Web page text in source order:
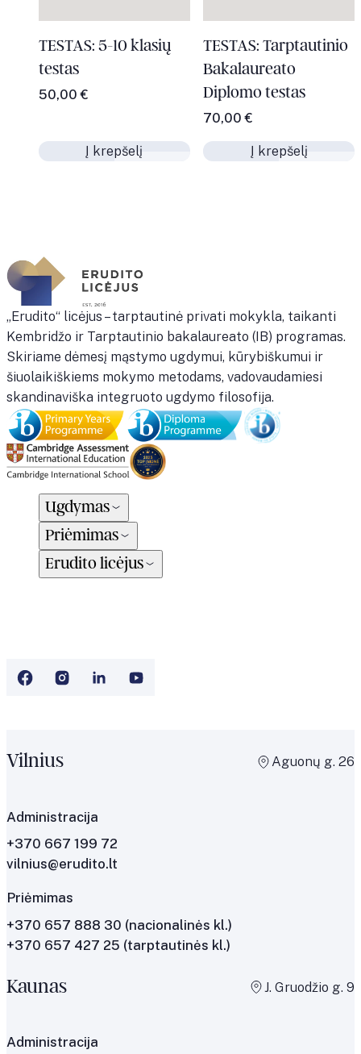
Į krepšelį
TESTAS: 5-10 klasių
testas
50,00€
Į krepšelį
Į krepšelį
TESTAS: Tarptautinio
Bakalaureato
Diplomo testas
70,00€
Į krepšelį
„Erudito“ licėjus – tarptautinė privati mokykla, taikanti
Kembridžo ir Tarptautinio bakalaureato (IB) programas.
Skiriame dėmesį mąstymo ugdymui, kūrybiškumui ir
šiuolaikiškiems mokymo metodams, vadovaudamiesi
skandinaviška integruoto ugdymo filosofija.
Ugdymas
Priėmimas
Erudito licėjus
Vilnius Aguonų g. 26
Administracija
+370 667 199 72
vilnius@erudito.lt
Priėmimas
+370 657 888 30 (nacionalinės kl.)
+370 657 427 25 (tarptautinės kl.)
Kaunas J. Gruodžio g. 9
Administracija